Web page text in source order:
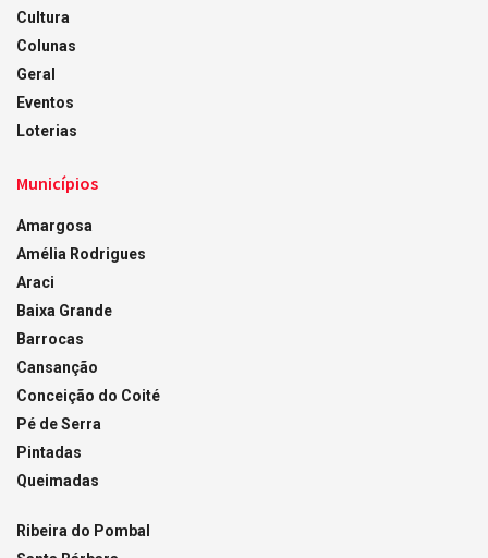
Cultura
Colunas
Geral
Eventos
Loterias
Municípios
Amargosa
Amélia Rodrigues
Araci
Baixa Grande
Barrocas
Cansanção
Conceição do Coité
Pé de Serra
Pintadas
Queimadas
Ribeira do Pombal